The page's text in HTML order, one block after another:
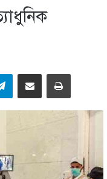
TelegramShare via Email Print